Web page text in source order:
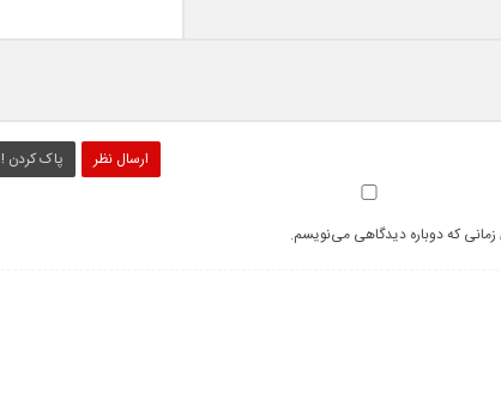
ارسال نظر پاک کردن !
زمانی که دوباره دیدگاهی می‌نویسم.